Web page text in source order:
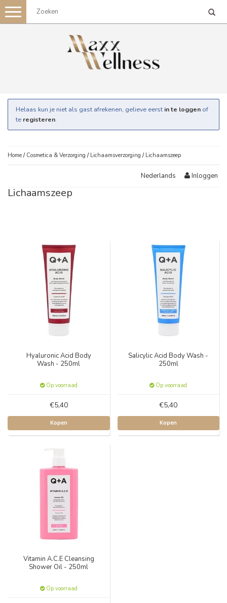
Toggle
navigation
Helaas kun je niet als gast afrekenen, gelieve eerst in te loggen of
te registeren.
Home / Cosmetica & Verzorging / Lichaamsverzorging / Lichaamszeep
Nederlands Inloggen
Lichaamszeep
Hyaluronic Acid Body
Wash - 250ml
Op voorraad
€5,40
Kopen
Salicylic Acid Body Wash -
250ml
Op voorraad
€5,40
Kopen
Vitamin A.C.E Cleansing
Shower Oil - 250ml
Op voorraad